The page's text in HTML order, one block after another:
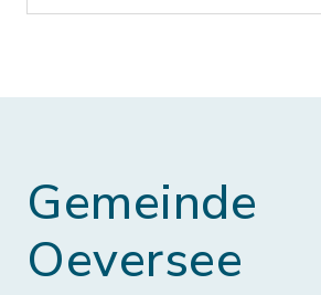
Gemeinde
Oeversee